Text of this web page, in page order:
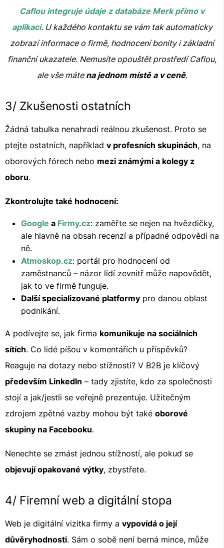
Caflou integruje údaje z databáze Merk přímo v
aplikaci. U každého kontaktu se vám tak automaticky
zobrazí informace o firmě, hodnocení bonity i základní
finanční ukazatele. Nemusíte opouštět prostředí Caflou,
ale vše máte na jednom místě a v ceně.
3/ Zkušenosti ostatních
Žádná tabulka nenahradí reálnou zkušenost. Proto se
ptejte ostatních, například v profesních skupinách, na
oborových fórech nebo mezi známými a kolegy z
oboru.
Zkontrolujte také hodnocení:
Google a Firmy.cz: zaměřte se nejen na hvězdičky,
ale hlavně na obsah recenzí a případné odpovědi na
ně.
Atmoskop.cz: portál pro hodnocení od
zaměstnanců – názor lidí zevnitř může napovědět,
jak to ve firmě funguje.
Další specializované platformy pro danou oblast
podnikání.
A podívejte se, jak firma komunikuje na sociálních
sítích. Co lidé píšou v komentářích u příspěvků?
Reaguje na dotazy nebo stížnosti? V B2B je klíčový
především LinkedIn – tady zjistíte, kdo za společnosti
stojí a jak/jestli se veřejně prezentuje. Užitečným
zdrojem zpětné vazby mohou být také oborové
skupiny na Facebooku.
Nenechte se zmást jednou stížností, ale pokud se
objevují opakované výtky, zbystřete.
4/ Firemní web a digitální stopa
Web je digitální vizitka firmy a vypovídá o její
důvěryhodnosti. Sám o sobě není berná mince, může